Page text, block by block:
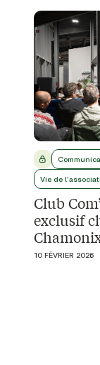
Vie de
Club
exclusif
10 FÉVRIER 2026